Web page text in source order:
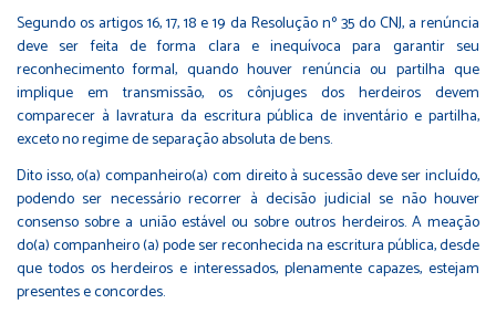
Segundo os artigos 16, 17, 18 e 19 da Resolução nº 35 do CNJ, a renúncia
deve ser feita de forma clara e inequívoca para garantir seu
reconhecimento formal, quando houver renúncia ou partilha que
implique em transmissão, os cônjuges dos herdeiros devem
comparecer à lavratura da escritura pública de inventário e partilha,
exceto no regime de separação absoluta de bens.
Dito isso, o(a) companheiro(a) com direito à sucessão deve ser incluído,
podendo ser necessário recorrer à decisão judicial se não houver
consenso sobre a união estável ou sobre outros herdeiros. A meação
do(a) companheiro (a) pode ser reconhecida na escritura pública, desde
que todos os herdeiros e interessados, plenamente capazes, estejam
presentes e concordes.